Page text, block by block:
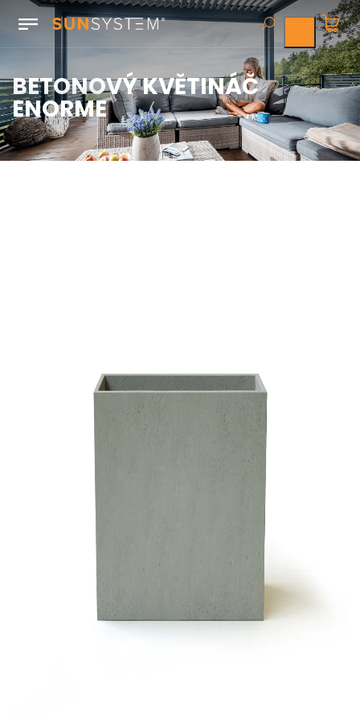
BETONOVÝ KVĚTINÁČ
ENORME